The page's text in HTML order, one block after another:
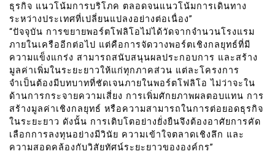
ธุรกิจ แนวโน้มการบริโภค ตลอดจนแนวโน้มการเดินทาง
ระหว่างประเทศที่เปลี่ยนแปลงอย่างต่อเนื่อง”
“ปัจจุบัน การขยายพอร์ตโฟลิโอไม่ได้วัดจากจำนวนโรงแรม
ภายในเครืออีกต่อไป แต่คือการจัดวางพอร์ตเชิงกลยุทธ์ที่มี
ความแข็งแกร่ง สามารถสนับสนุนผลประกอบการ และสร้าง
มูลค่าเพิ่มในระยะยาวให้แก่ทุกภาคส่วน แต่ละโครงการ
จำเป็นต้องมีบทบาทที่ชัดเจนภายในพอร์ตโฟลิโอ ไม่ว่าจะใน
ด้านการกระจายความเสี่ยง การเพิ่มศักยภาพผลตอบแทน การ
สร้างมูลค่าเชิงกลยุทธ์ หรือความสามารถในการต่อยอดธุรกิจ
ในระยะยาว ดังนั้น การเติบโตอย่างยั่งยืนจึงต้องอาศัยการคัด
เลือกการลงทุนอย่างมีวินัย ความเข้าใจตลาดเชิงลึก และ
ความสอดคล้องกับวิสัยทัศน์ระยะยาวขององค์กร”